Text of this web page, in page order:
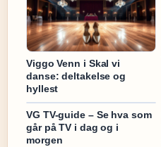
Viggo Venn i Skal vi
danse: deltakelse og
hyllest
VG TV-guide – Se hva som
går på TV i dag og i
morgen